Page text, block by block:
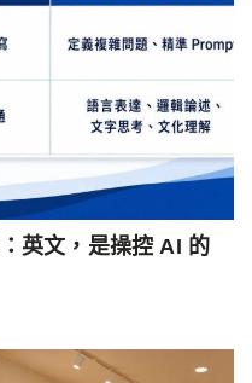
英文，是操控 AI 的